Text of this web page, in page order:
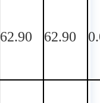
62.90 62.90